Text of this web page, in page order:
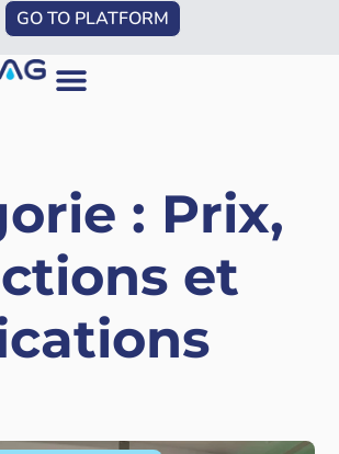
GO TO PLATFORM
: Prix,
et